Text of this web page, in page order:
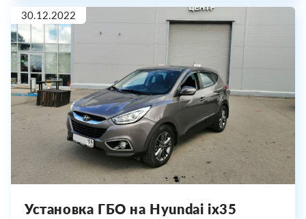
30.12.2022
Установка ГБО на Hyundai ix35